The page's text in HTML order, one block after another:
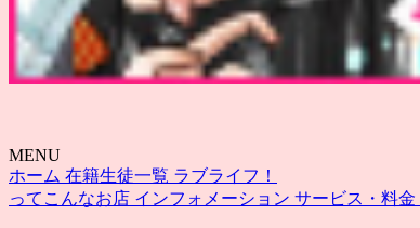
MENU
ホーム 在籍生徒一覧 ラブライフ！
ってこんなお店 インフォメーション サービス・料金